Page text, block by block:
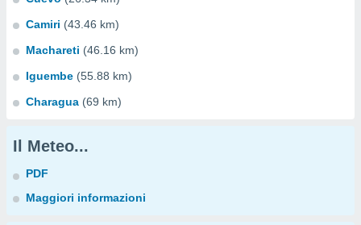
Camiri (43.46 km)
Machareti (46.16 km)
Iguembe (55.88 km)
Charagua (69 km)
Il Meteo...
PDF
Maggiori informazioni